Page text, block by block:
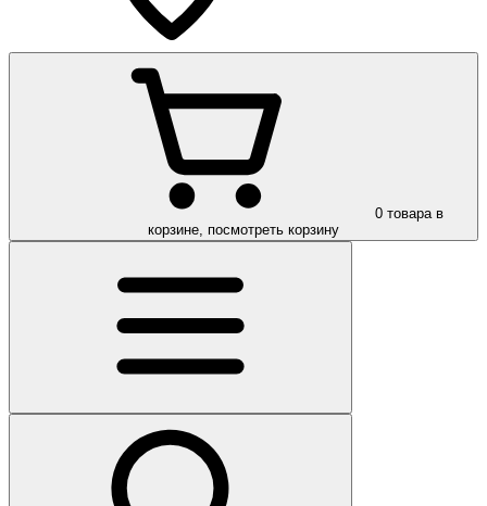
0 товара в
корзине, посмотреть корзину